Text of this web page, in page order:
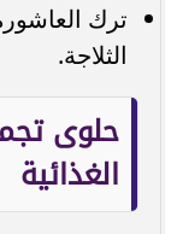
ترك
الثلاجة.
حلوى
الغذائية